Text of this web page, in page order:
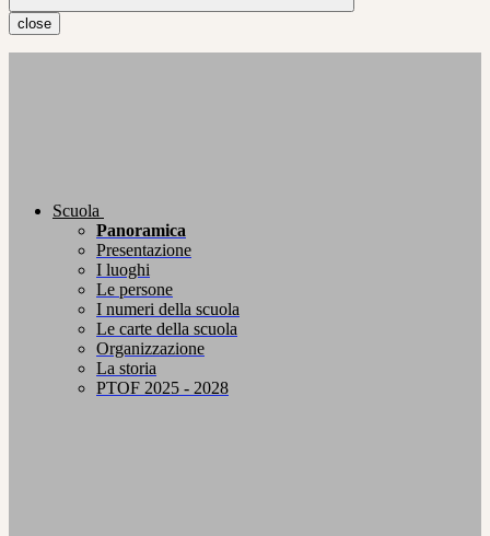
close
Scuola
Panoramica
Presentazione
I luoghi
Le persone
I numeri della scuola
Le carte della scuola
Organizzazione
La storia
PTOF 2025 - 2028